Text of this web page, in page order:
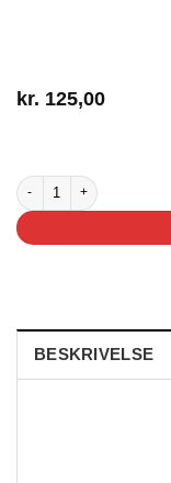
kr. 125,00
Hva' er det? antal
BESKRIVELSE